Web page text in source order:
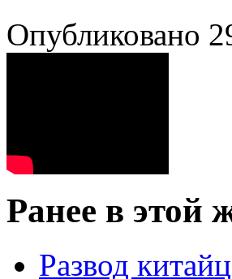
Опубликовано
Ранее в этой
Развод